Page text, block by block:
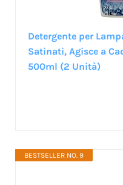
Detergente per
Satinati, Agisce a
500ml (2 Unità)
BESTSELLER NO. 9